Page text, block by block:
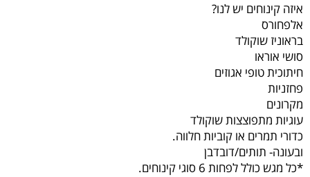
איזה קינוחים יש לנו?
אלפחורס
בראוניז שוקולד
סושי אוראו
חיתוכית טופי אגוזים
פחזניות
מקרונים
עוגיות מתפוצצות שוקולד
כדורי תמרים או קוביות חלווה.
ובעונה- תותים/דובדבן
*כל מגש כולל לפחות 6 סוגי קינוחים.